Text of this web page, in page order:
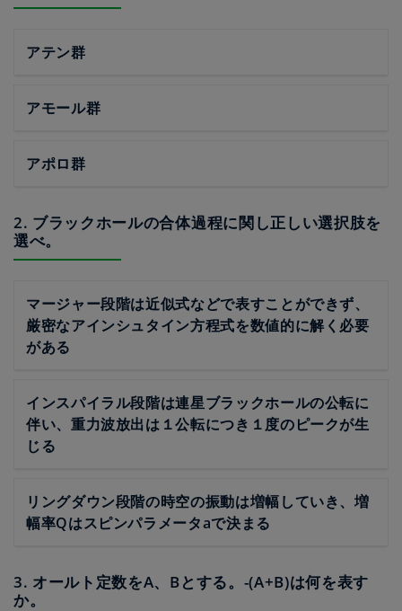
アテン群
アモール群
アポロ群
2. ブラックホールの合体過程に関し正しい選択肢を
選べ。
マージャー段階は近似式などで表すことができず、
厳密なアインシュタイン方程式を数値的に解く必要
がある
インスパイラル段階は連星ブラックホールの公転に
伴い、重力波放出は１公転につき１度のピークが生
じる
リングダウン段階の時空の振動は増幅していき、増
幅率Qはスピンパラメータaで決まる
3. オールト定数をA、Bとする。-(A+B)は何を表す
か。